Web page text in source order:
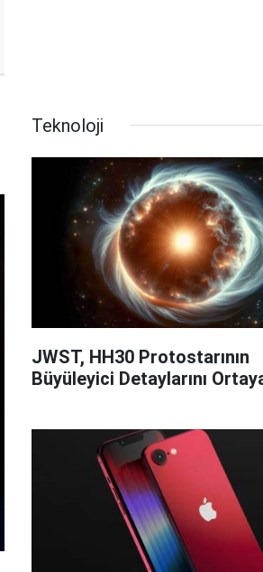
Teknoloji
JWST, HH30 Protostarının
Büyüleyici Detaylarını